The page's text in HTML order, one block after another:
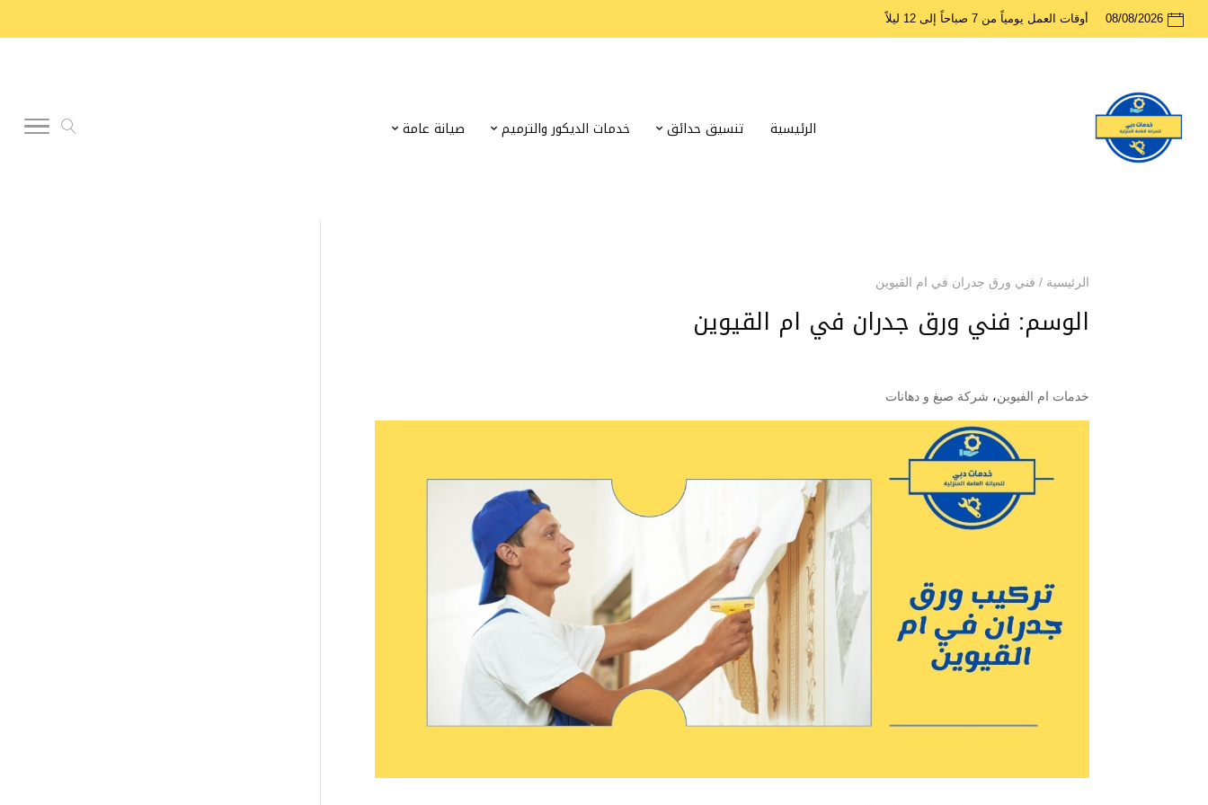
08/08/2026 أوقات العمل يومياً من 7 صباحاً إلى 12 ليلاً
الرئيسية تنسيق حدائق خدمات الديكور والترميم صيانة عامة
الرئيسية / فني ورق جدران في ام القيوين
الوسم: فني ورق جدران في ام القيوين
خدمات ام الفيوين، شركة صبغ و دهانات